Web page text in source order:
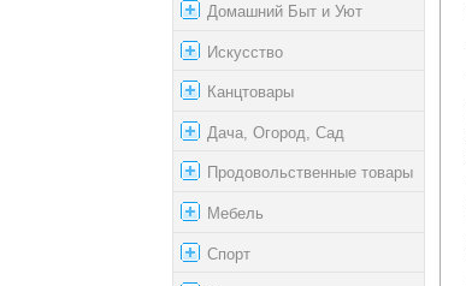
Домашний Быт и Уют
Искусство
Канцтовары
Дача, Огород, Сад
Продовольственные товары
Мебель
Спорт